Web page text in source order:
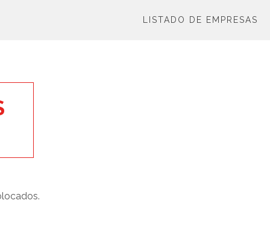
LISTADO DE EMPRESAS